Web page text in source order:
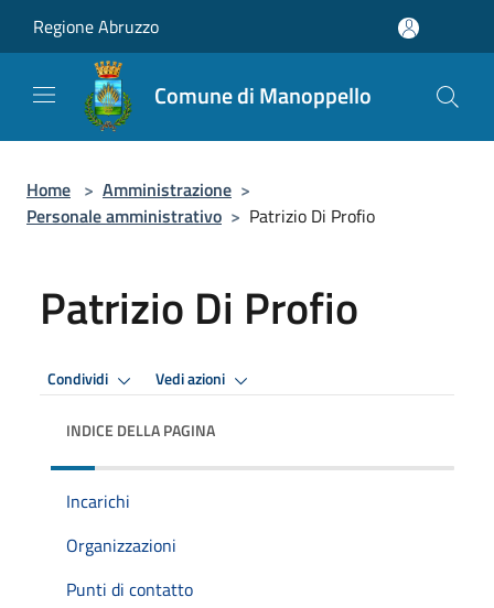
Regione Abruzzo
Comune di Manoppello
Home > Amministrazione >
Personale amministrativo > Patrizio Di Profio
Patrizio Di Profio
Condividi Vedi azioni
INDICE DELLA PAGINA
Incarichi
Organizzazioni
Punti di contatto